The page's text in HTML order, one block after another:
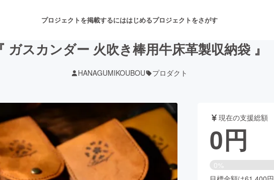
プロジェクトを掲載するにははじめるプロジェクトをさがす
音楽 舞台・パフォーマンス
ゲーム・サービス開発 フード・飲食店
書籍・雑誌出版 アニメ・漫画
『 ガスカンダー 火吹き棒用牛床革製収納袋 』
HANAGUMIKOUBOU プロダクト
現在の支援総額
0円
0%